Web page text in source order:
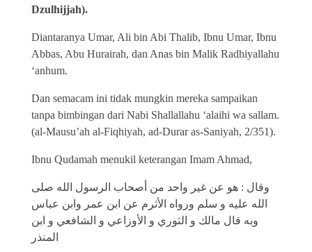
Dzulhijjah).
Diantaranya Umar, Ali bin Abi Thalib, Ibnu Umar, Ibnu
Abbas, Abu Hurairah, dan Anas bin Malik Radhiyallahu
‘anhum.
Dan semacam ini tidak mungkin mereka sampaikan
tanpa bimbingan dari Nabi Shallallahu ‘alaihi wa sallam.
(al-Mausu’ah al-Fiqhiyah, ad-Durar as-Saniyah, 2/351).
Ibnu Qudamah menukil keterangan Imam Ahmad,
وقال : هو عن غير واحد من أصحاب الرسول الله صلى
الله عليه و سلم ورواه الأثرم عن ابن عمر وابن عباس
وبه قال مالك و الثوري و الأوزاعي و الشافعي و ابن
المنذر